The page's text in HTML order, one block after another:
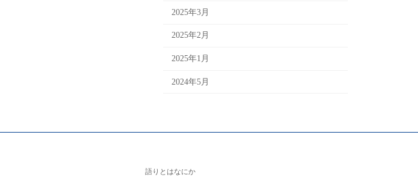
2025年3月
2025年2月
2025年1月
2024年5月
語りとはなにか